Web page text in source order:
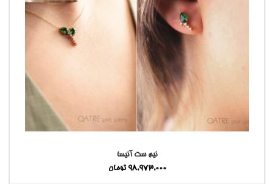
نیم ست آنیسا
98,973,000 تومان